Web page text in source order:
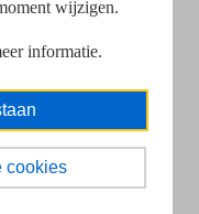
wijzigen.
informatie.
cookies